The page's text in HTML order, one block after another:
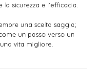
sicurezza e l’efficacia.
una scelta saggia;
un passo verso un
vita migliore.